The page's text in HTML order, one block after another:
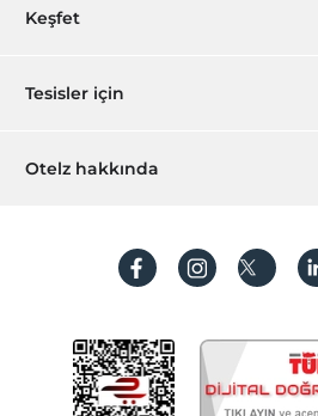
Rezervasyon yönet
Sıkça sorulan sorular
İşlem rehberi
Keşfet
Hediye Kart
Hesap oluştur
Tesisler için
Hemen tesisinizi ekleyin
Otelz hakkında
Koşullar ve şartlar